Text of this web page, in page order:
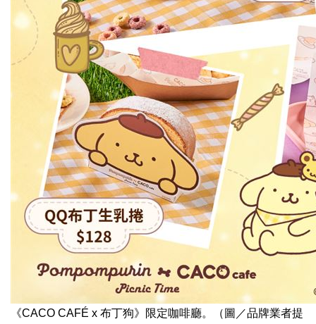
《CACO CAFÉ x 布丁狗》限定咖啡廳。（圖／品牌業者提